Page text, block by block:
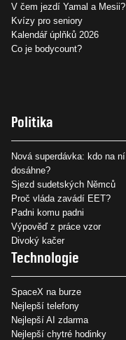
V čem jezdí Yamal a Mesii?
Kvízy pro seniory
Kalendář úplňků 2026
Co je bodycount?
Politika
Nová superdávka: kdo na ní
dosáhne?
Sjezd sudetských Němců
Proč vláda zavádí EET?
Padni komu padni
Výpověď z práce vzor
Divoký kačer
Technologie
SpaceX na burze
Nejlepší telefony
Nejlepší AI zdarma
Nejlepší chytré hodinky